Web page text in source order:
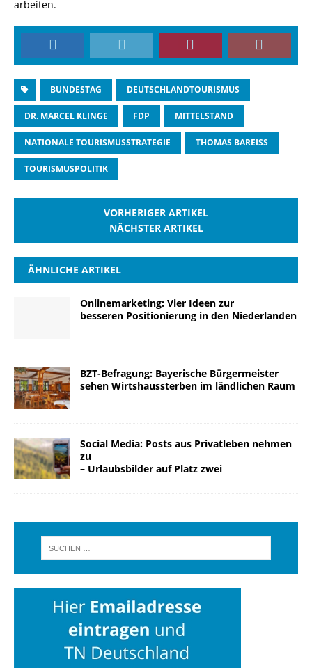
arbeiten.
BUNDESTAG DEUTSCHLANDTOURISMUS
DR. MARCEL KLINGE FDP MITTELSTAND
NATIONALE TOURISMUSSTRATEGIE THOMAS BAREISS
TOURISMUSPOLITIK
VORHERIGER ARTIKEL
NÄCHSTER ARTIKEL
ÄHNLICHE ARTIKEL
Onlinemarketing: Vier Ideen zur
besseren Positionierung in den Niederlanden
BZT-Befragung: Bayerische Bürgermeister
sehen Wirtshaussterben im ländlichen Raum
Social Media: Posts aus Privatleben nehmen
zu
– Urlaubsbilder auf Platz zwei